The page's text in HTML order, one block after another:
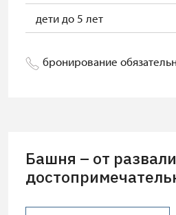
дети до 5 лет
бронирование
Башня – от